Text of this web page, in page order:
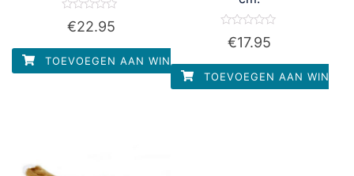
Waardering
0
5
€22.95
TOEVOEGEN AAN WINKELWAGEN
Waardering
5
€17.95
TOEVOEGEN AAN